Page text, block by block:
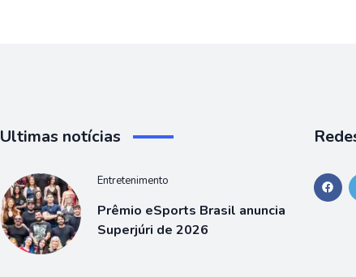
Ultimas notícias
Entretenimento
Prêmio eSports Brasil anuncia
Superjúri de 2026